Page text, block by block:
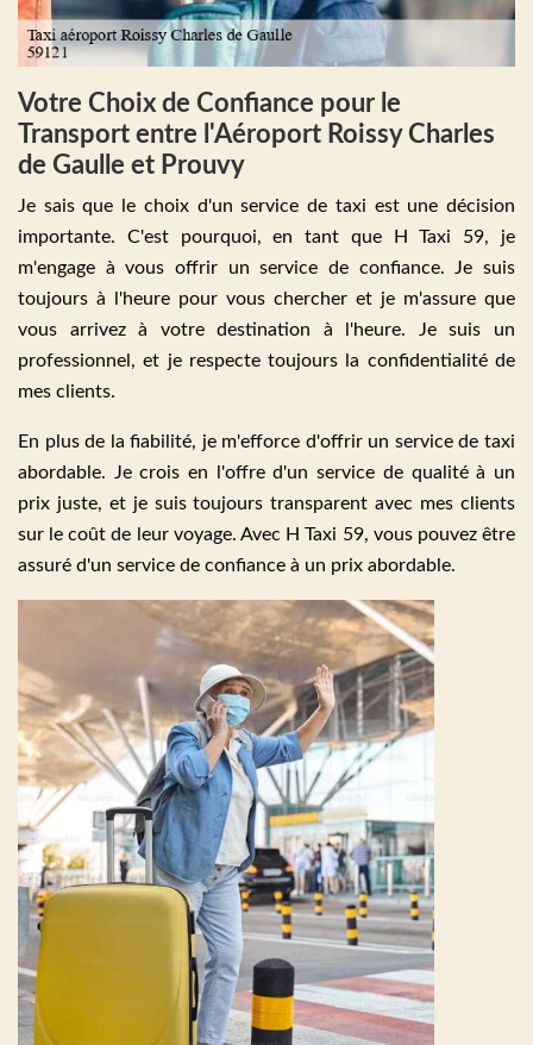
Votre Choix de Confiance pour le
Transport entre l'Aéroport Roissy Charles
de Gaulle et Prouvy
Je sais que le choix d'un service de taxi est une décision
importante. C'est pourquoi, en tant que H Taxi 59, je
m'engage à vous offrir un service de confiance. Je suis
toujours à l'heure pour vous chercher et je m'assure que
vous arrivez à votre destination à l'heure. Je suis un
professionnel, et je respecte toujours la confidentialité de
mes clients.
En plus de la fiabilité, je m'efforce d'offrir un service de taxi
abordable. Je crois en l'offre d'un service de qualité à un
prix juste, et je suis toujours transparent avec mes clients
sur le coût de leur voyage. Avec H Taxi 59, vous pouvez être
assuré d'un service de confiance à un prix abordable.